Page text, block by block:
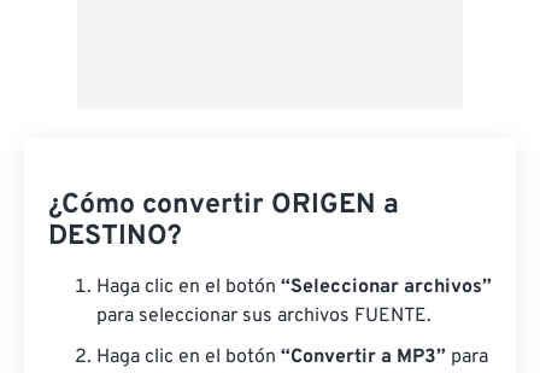
¿Cómo convertir ORIGEN a
DESTINO?
Haga clic en el botón “Seleccionar archivos”
para seleccionar sus archivos FUENTE.
Haga clic en el botón “Convertir a MP3” para